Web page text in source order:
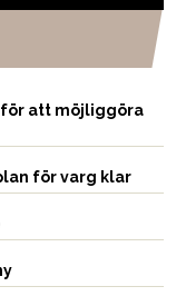
att möjliggöra
för varg klar